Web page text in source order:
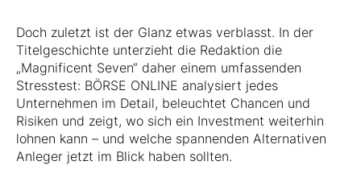
Doch zuletzt ist der Glanz etwas verblasst. In der
Titelgeschichte unterzieht die Redaktion die
„Magnificent Seven“ daher einem umfassenden
Stresstest: BÖRSE ONLINE analysiert jedes
Unternehmen im Detail, beleuchtet Chancen und
Risiken und zeigt, wo sich ein Investment weiterhin
lohnen kann – und welche spannenden Alternativen
Anleger jetzt im Blick haben sollten.